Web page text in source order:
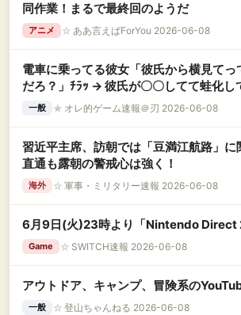
同作業！まるで最終回のようだ
アニメ ☆ ああ言えばForYou 2026-06-08
電車に乗ってる彼女「彼氏から横見て
だろ？」ﾁﾗｯ → 彼氏が〇〇してて蛙化し
ｗ
一般 ★ オレ的ゲーム速報＠刃 2026-06-08
習近平主席、訪朝では「豆満江航路」
直通も露朝の警戒心は強く！
海外 ☆ 軍事・ミリタリー速報 2026-06-08
6月9日(火)23時より「Nintendo Direct
Game ☆ SWITCH速報 2026-06-08
アウトドア、キャンプ、冒険系の
一般 ☆ 登山ちゃんねる 2026-06-08